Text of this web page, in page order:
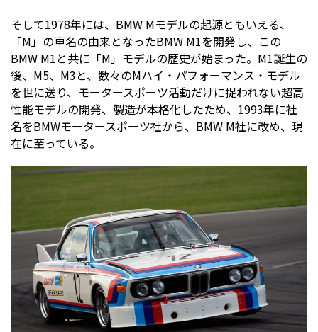
そして1978年には、BMW Mモデルの起源ともいえる、
「M」の車名の由来となったBMW M1を開発し、この
BMW M1と共に「M」モデルの歴史が始まった。M1誕生の
後、M5、M3と、数々のMハイ・パフォーマンス・モデル
を世に送り、モータースポーツ活動だけに捉われない超高
性能モデルの開発、製造が本格化したため、1993年に社
名をBMWモータースポーツ社から、BMW M社に改め、現
在に至っている。